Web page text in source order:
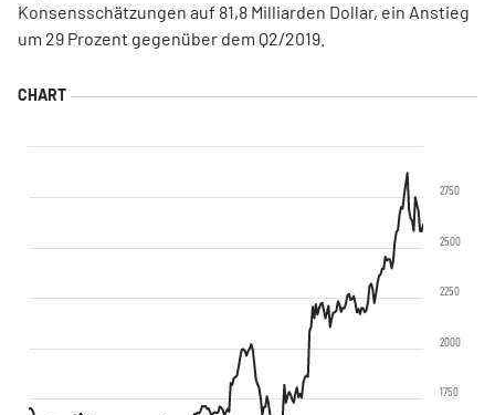
Konsensschätzungen auf 81,8 Milliarden Dollar, ein Anstieg
um 29 Prozent gegenüber dem Q2/2019.
1750
2000
2250
2500
2750